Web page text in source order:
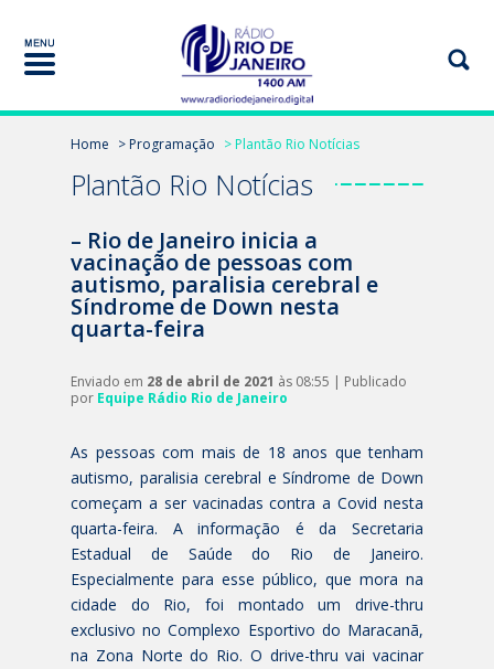
Home > Programação > Plantão Rio Notícias
Plantão Rio Notícias
– Rio de Janeiro inicia a
vacinação de pessoas com
autismo, paralisia cerebral e
Síndrome de Down nesta
quarta-feira
Enviado em 28 de abril de 2021 às 08:55 | Publicado
por Equipe Rádio Rio de Janeiro
As pessoas com mais de 18 anos que tenham
autismo, paralisia cerebral e Síndrome de Down
começam a ser vacinadas contra a Covid nesta
quarta-feira. A informação é da Secretaria
Estadual de Saúde do Rio de Janeiro.
Especialmente para esse público, que mora na
cidade do Rio, foi montado um drive-thru
exclusivo no Complexo Esportivo do Maracanã,
na Zona Norte do Rio. O drive-thru vai vacinar